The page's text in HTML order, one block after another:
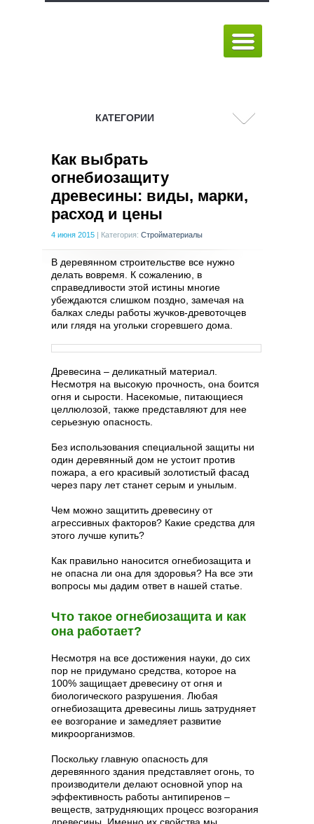
КАТЕГОРИИ
Как выбрать
огнебиозащиту
древесины: виды, марки,
расход и цены
4 июня 2015 | Категория: Стройматериалы
В деревянном строительстве все нужно
делать вовремя. К сожалению, в
справедливости этой истины многие
убеждаются слишком поздно, замечая на
балках следы работы жучков-древоточцев
или глядя на угольки сгоревшего дома.
Древесина – деликатный материал.
Несмотря на высокую прочность, она боится
огня и сырости. Насекомые, питающиеся
целлюлозой, также представляют для нее
серьезную опасность.
Без использования специальной защиты ни
один деревянный дом не устоит против
пожара, а его красивый золотистый фасад
через пару лет станет серым и унылым.
Чем можно защитить древесину от
агрессивных факторов? Какие средства для
этого лучше купить?
Как правильно наносится огнебиозащита и
не опасна ли она для здоровья? На все эти
вопросы мы дадим ответ в нашей статье.
Что такое огнебиозащита и как
она работает?
Несмотря на все достижения науки, до сих
пор не придумано средства, которое на
100% защищает древесину от огня и
биологического разрушения. Любая
огнебиозащита древесины лишь затрудняет
ее возгорание и замедляет развитие
микроорганизмов.
Поскольку главную опасность для
деревянного здания представляет огонь, то
производители делают основной упор на
эффективность работы антипиренов –
веществ, затрудняющих процесс возгорания